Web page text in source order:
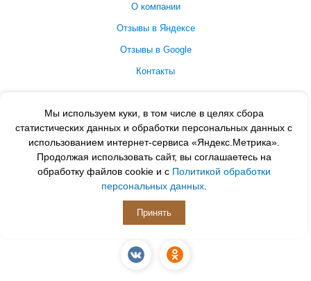
Мы используем куки, в том числе в целях сбора
статистических данных и обработки персональных данных с
использованием интернет-сервиса «Яндекс.Метрика».
Продолжая использовать сайт, вы соглашаетесь на
обработку файлов cookie и с Политикой обработки
персональных данных.
Принять
О компании
Отзывы в Яндексе
Отзывы в Google
Контакты